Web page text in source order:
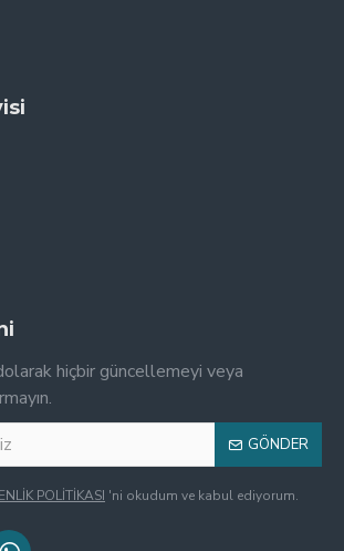
hiçbir güncellemeyi veya
GÖNDER
POLİTİKASI 'ni okudum ve kabul ediyorum.